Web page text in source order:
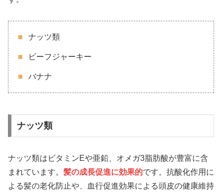
ナッツ類
ビーフジャーキー
バナナ
ナッツ類
ナッツ類はビタミンEや亜鉛、オメガ3脂肪酸が豊富に含
まれています。 髪の成長促進に効果的です。抗酸化作用に
よる髪の老化防止や、血行促進効果による頭皮の健康維持